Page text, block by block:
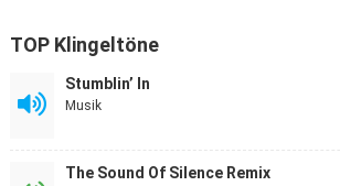
TOP Klingeltöne
Stumblin’ In
Musik
The Sound Of Silence Remix